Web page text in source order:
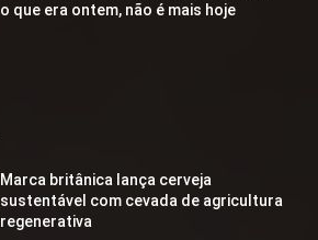
o que era ontem, não é mais hoje
Marca britânica lança cerveja
sustentável com cevada de agricultura
regenerativa